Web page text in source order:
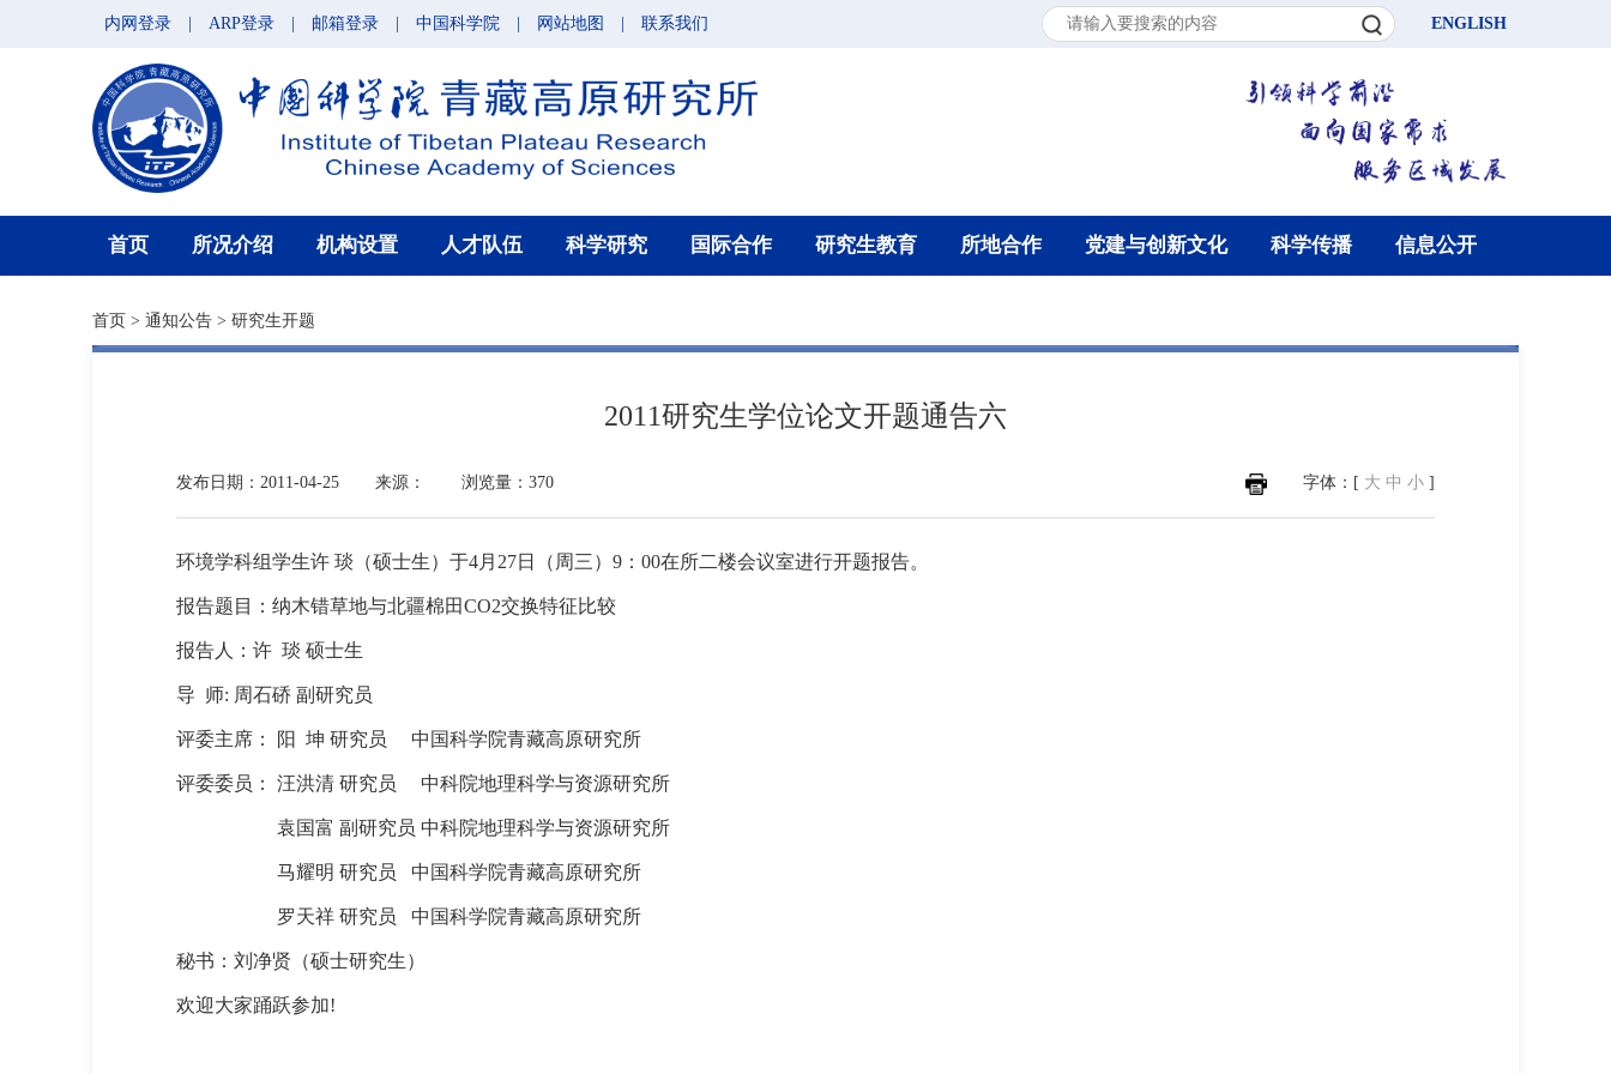
内网登录 ARP登录 邮箱登录 中国科学院 网站地图 联系我们 ENGLISH
首页 所况介绍 机构设置 人才队伍 科学研究 国际合作 研究生教育 所地合作 党建与创新文化 科学传播 信息公开
首页 > 通知公告 > 研究生开题
2011研究生学位论文开题通告六
发布日期：2011-04-25 来源： 浏览量：370 字体：[ 大 中 小 ]
环境学科组学生许 琰（硕士生）于4月27日（周三）9：00在所二楼会议室进行开题报告。
报告题目：纳木错草地与北疆棉田CO2交换特征比较
报告人：许 琰 硕士生
导 师: 周石硚 副研究员
评委主席： 阳 坤 研究员 中国科学院青藏高原研究所
评委委员： 汪洪清 研究员 中科院地理科学与资源研究所
袁国富 副研究员 中科院地理科学与资源研究所
马耀明 研究员 中国科学院青藏高原研究所
罗天祥 研究员 中国科学院青藏高原研究所
秘书：刘净贤（硕士研究生）
欢迎大家踊跃参加!